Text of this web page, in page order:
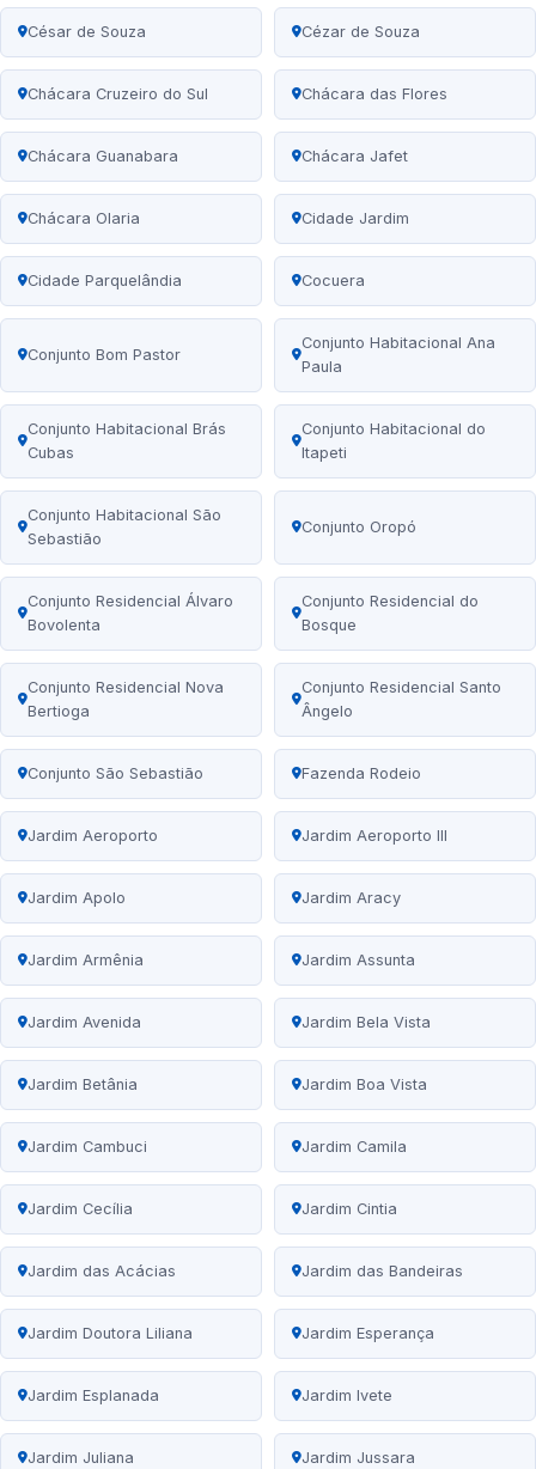
César de Souza Cézar de Souza
Chácara Cruzeiro do Sul Chácara das Flores
Chácara Guanabara Chácara Jafet
Chácara Olaria Cidade Jardim
Cidade Parquelândia Cocuera
Conjunto Bom Pastor
Conjunto Habitacional Ana
Paula
Conjunto Habitacional Brás
Cubas
Conjunto Habitacional do
Itapeti
Conjunto Habitacional São
Sebastião
Conjunto Oropó
Conjunto Residencial Álvaro
Bovolenta
Conjunto Residencial do
Bosque
Conjunto Residencial Nova
Bertioga
Conjunto Residencial Santo
Ângelo
Conjunto São Sebastião Fazenda Rodeio
Jardim Aeroporto Jardim Aeroporto III
Jardim Apolo Jardim Aracy
Jardim Armênia Jardim Assunta
Jardim Avenida Jardim Bela Vista
Jardim Betânia Jardim Boa Vista
Jardim Cambuci Jardim Camila
Jardim Cecília Jardim Cintia
Jardim das Acácias Jardim das Bandeiras
Jardim Doutora Liliana Jardim Esperança
Jardim Esplanada Jardim Ivete
Jardim Juliana Jardim Jussara